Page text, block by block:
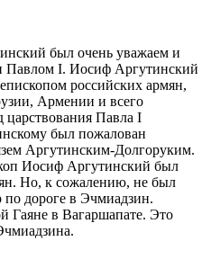
был очень уважаем и
Павлом I. Иосиф Аргутинский
российских армян,
Армении и всего
царствования Павла I
был пожалован
Аргутинским-Долгоруким.
Иосиф Аргутинский был
Но, к сожалению, не был
по дороге в Эчмиадзин.
Гаяне в Вагаршапате. Это